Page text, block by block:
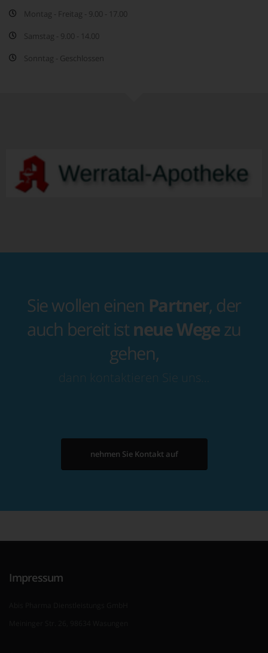
Montag - Freitag - 9.00 - 17.00
Samstag - 9.00 - 14.00
Sonntag - Geschlossen
Sie wollen einen Partner, der
auch bereit ist neue Wegezu
gehen,
dann kontaktieren Sie uns…
nehmen Sie Kontakt auf
Impressum